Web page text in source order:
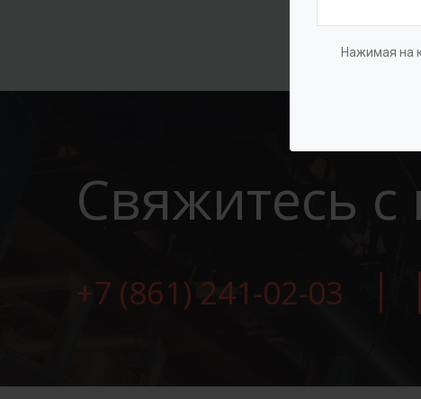
Нажимая на
Свяжитесь
+7 (861) 241-02-03